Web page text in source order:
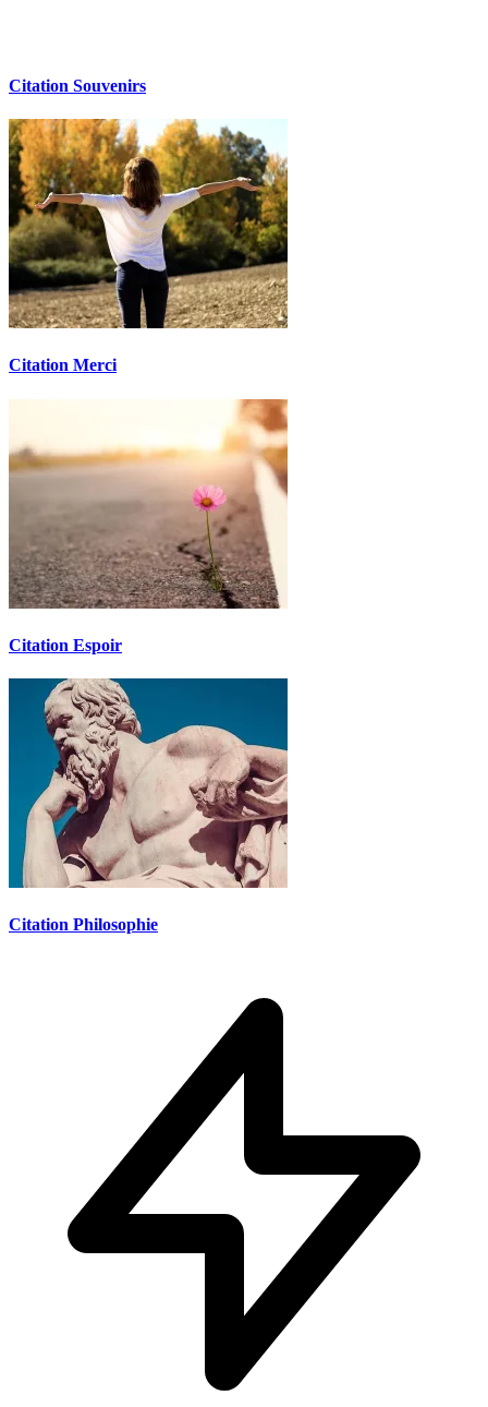
Citation Souvenirs
Citation Merci
Citation Espoir
Citation Philosophie